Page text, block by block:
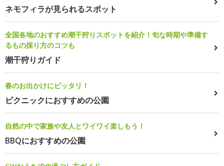
ネモフィラが見られるスポット
全国各地のおすすめ潮干狩りスポットを紹介！旬な時期や準備す
るもの採り方のコツも
潮干狩りガイド
春のお出かけにピッタリ！
ピクニックにおすすめの公園
自然の中で家族や友人とワイワイ楽しもう！
BBQにおすすめの公園